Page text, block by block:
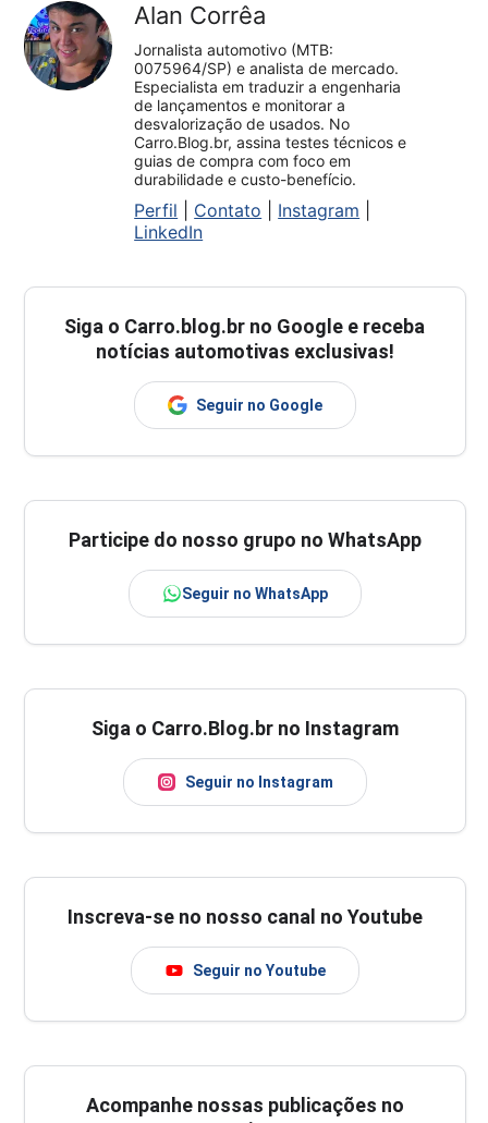
Alan Corrêa
Jornalista automotivo (MTB:
0075964/SP) e analista de mercado.
Especialista em traduzir a engenharia
de lançamentos e monitorar a
desvalorização de usados. No
Carro.Blog.br, assina testes técnicos e
guias de compra com foco em
durabilidade e custo-benefício.
Perfil Contato Instagram
LinkedIn
Siga o Carro.blog.br no Google e receba
notícias automotivas exclusivas!
Seguir no Google
Participe do nosso grupo no WhatsApp
Seguir no WhatsApp
Siga o Carro.Blog.br no Instagram
Seguir no Instagram
Inscreva-se no nosso canal no Youtube
Seguir no Youtube
Acompanhe nossas publicações no